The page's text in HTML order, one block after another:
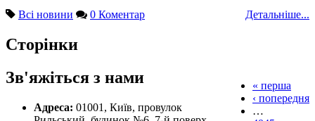
Всі новини
0 Коментар Детальніше...
Сторінки
« перша
‹ попередня
…
Зв'яжіться з нами
Адреса: 01001, Київ, провулок